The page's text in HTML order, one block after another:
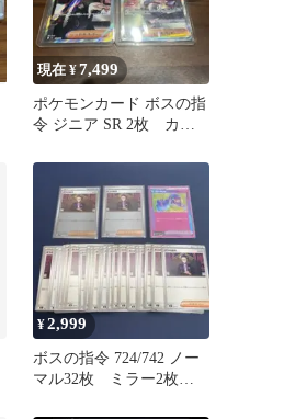
現在 ¥7,499
ポケモンカード ボスの指
令 ジニア SR 2枚 カラ
100
¥2,999
ボスの指令 724/742 ノー
マル32枚 ミラー2枚お